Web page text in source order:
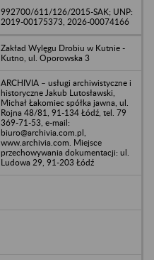
992700/611/126/2015-SAK; UNP:
2019-00175373, 2026-00074166
Zakład Wylęgu Drobiu w Kutnie -
Kutno, ul. Oporowska 3
ARCHIVIA – usługi archiwistyczne i
historyczne Jakub Lutosławski,
Michał Łakomiec spółka jawna, ul.
Rojna 48/81, 91-134 Łódź, tel. 79
369-71-53, e-mail:
biuro@archivia.com.pl,
www.archivia.com. Miejsce
przechowywania dokumentacji: ul.
Ludowa 29, 91-203 Łódź